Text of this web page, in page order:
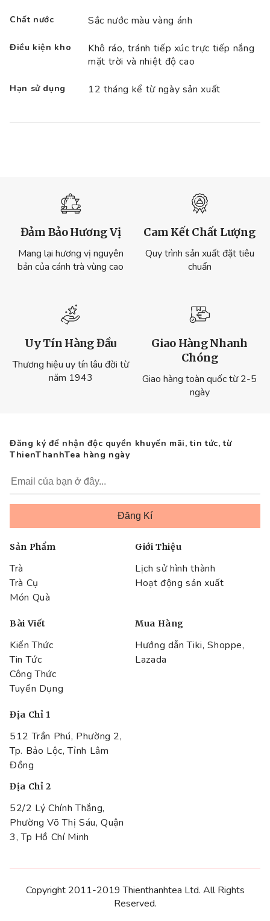
Chất nước Sắc nước màu vàng ánh
Điều kiện kho
Khô ráo, tránh tiếp xúc trực tiếp nắng
mặt trời và nhiệt độ cao
Hạn sử dụng 12 tháng kể từ ngày sản xuất
Đảm Bảo Hương Vị
Mang lại hương vị nguyên
bản của cánh trà vùng cao
Cam Kết Chất Lượng
Quy trình sản xuất đặt tiêu
chuẩn
Uy Tín Hàng Đầu
Thương hiệu uy tín lâu đời từ
năm 1943
Giao Hàng Nhanh
Chóng
Giao hàng toàn quốc từ 2-5
ngày
Đăng ký để nhận độc quyền khuyến mãi, tin tức, từ
ThienThanhTea hàng ngày
Sản Phẩm
Trà
Trà Cụ
Món Quà
Giới Thiệu
Lịch sử hình thành
Hoạt động sản xuất
Bài Viết
Kiến Thức
Tin Tức
Công Thức
Tuyển Dụng
Mua Hàng
Hướng dẫn Tiki, Shoppe,
Lazada
Địa Chỉ 1
512 Trần Phú, Phường 2,
Tp. Bảo Lộc, Tỉnh Lâm
Đồng
Địa Chỉ 2
52/2 Lý Chính Thắng,
Phường Võ Thị Sáu, Quận
3, Tp Hồ Chí Minh
Copyright 2011-2019 Thienthanhtea Ltd. All Rights
Reserved.